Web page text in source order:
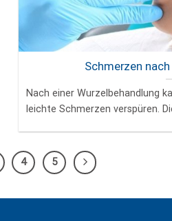
Schmerzen
Nach einer Wurzelbehandlung
leichte Schmerzen verspüren.
4 5